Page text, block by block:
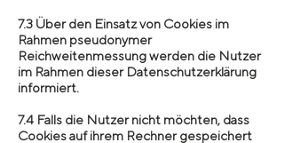
7.3 Über den Einsatz von Cookies im
Rahmen pseudonymer
Reichweitenmessung werden die Nutzer
im Rahmen dieser Datenschutzerklärung
informiert.
7.4 Falls die Nutzer nicht möchten, dass
Cookies auf ihrem Rechner gespeichert